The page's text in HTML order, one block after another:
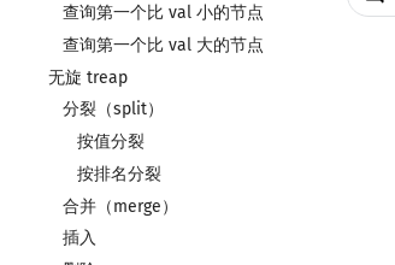
查询第一个比 val 小的节点
查询第一个比 val 大的节点
无旋 treap
分裂（split）
按值分裂
按排名分裂
合并（merge）
插入